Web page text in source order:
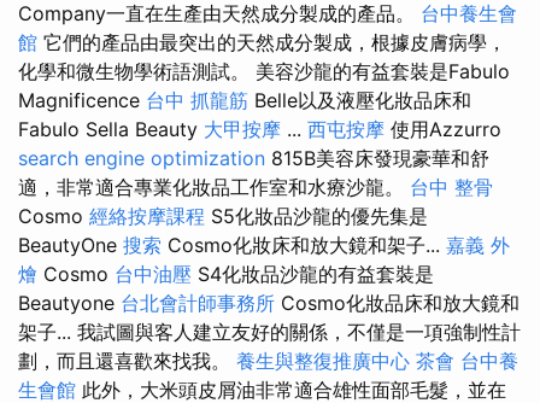
Company一直在生產由天然成分製成的產品。 台中養生會
館 它們的產品由最突出的天然成分製成，根據皮膚病學，
化學和微生物學術語測試。 美容沙龍的有益套裝是Fabulo
Magnificence 台中 抓龍筋 Belle以及液壓化妝品床和
Fabulo Sella Beauty 大甲按摩 ... 西屯按摩 使用Azzurro
search engine optimization 815B美容床發現豪華和舒
適，非常適合專業化妝品工作室和水療沙龍。 台中 整骨
Cosmo 經絡按摩課程 S5化妝品沙龍的優先集是
BeautyOne 搜索 Cosmo化妝床和放大鏡和架子... 嘉義 外
燴 Cosmo 台中油壓 S4化妝品沙龍的有益套裝是
Beautyone 台北會計師事務所 Cosmo化妝品床和放大鏡和
架子... 我試圖與客人建立友好的關係，不僅是一項強制性計
劃，而且還喜歡來找我。 養生與整復推廣中心 茶會 台中養
生會館 此外，大米頭皮屑油非常適合雄性面部毛髮，並在